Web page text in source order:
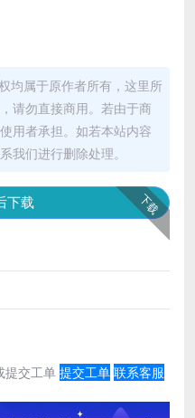
均属于原作者所有，这里所
请勿直接商用。若由于商
用者承担。如若本站内容
我们进行删除处理。
下载
下载
提交工单 提交工单 联系客服